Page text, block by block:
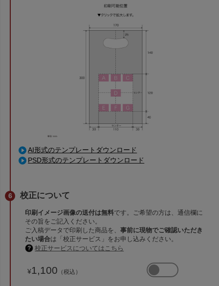
AI形式のテンプレートダウンロード
PSD形式のテンプレートダウンロード
校正について
印刷イメージ画像の送付は無料です。ご希望の方は、通信欄に
その旨をご記入ください。
ご入稿データで印刷した商品を、事前に現物でご確認いただき
たい場合は「校正サービス」をお申し込みください。
校正サービスについてはこちら
¥1,100 （税込）